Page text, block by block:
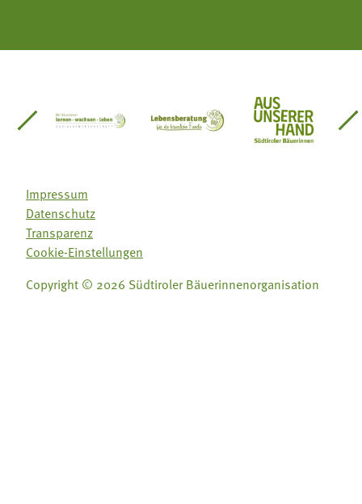
Südtirol
Gärtnervereinigung
Sozialgenossenschaft Mit Bäuerinnen lernen -
Lebensberatung für dieAus unserer
Impressum
Datenschutz
Transparenz
Cookie-Einstellungen
Copyright © 2026 Südtiroler Bäuerinnenorganisation